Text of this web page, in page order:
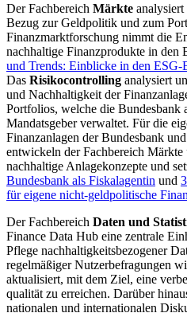
Der Fachbereich Märkte
Bezug zur Geldpolitik und zum
Finanzmarktforschung nimmt die
nachhaltige Finanzprodukte in den
und Trends: Einblicke in den ESG-
Das Risikocontrolling analysiert
und Nachhaltigkeit der
Portfolios, welche die Bundesbank
Mandatsgeber verwaltet. Für die
Finanzanlagen der Bundesbank
entwickeln der Fachbereich
nachhaltige Anlagekonzepte und
Bundesbank als Fiskalagentin und
für eigene nicht-geldpolitische
Der Fachbereich Daten und
Finance Data Hub eine zentrale
Pflege nachhaltigkeitsbezogener
regelmäßiger Nutzerbefragungen
aktualisiert, mit dem Ziel, eine
qualität zu erreichen. Darüber
nationalen und internationalen